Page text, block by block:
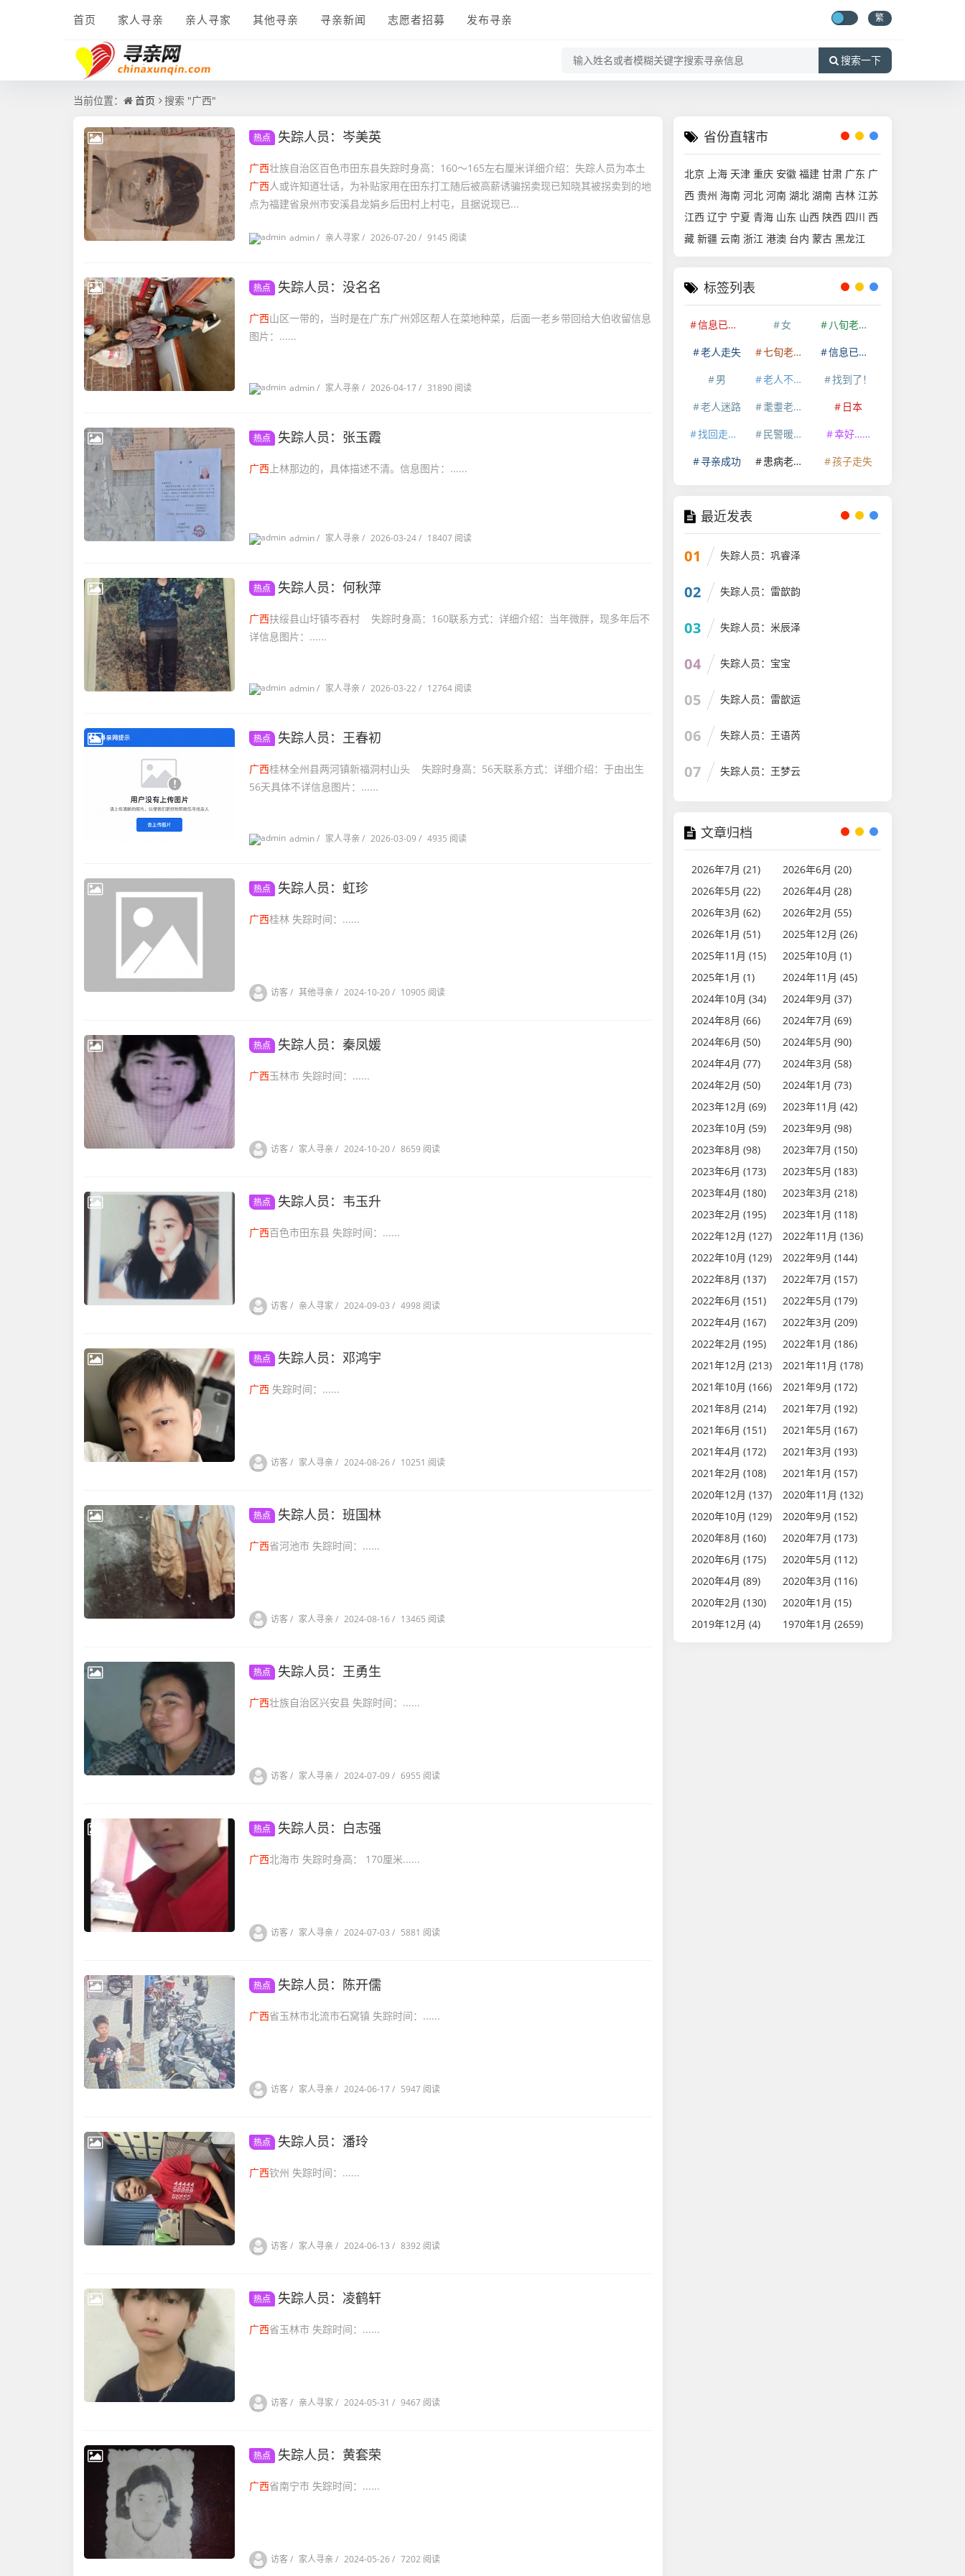
首页 家人寻亲 亲人寻家 其他寻亲 寻亲新闻 志愿者招募 发布寻亲 繁
搜索一下
当前位置： 首页 搜索 "广西"
热点 失踪人员：岑美英
广西壮族自治区百色市田东县失踪时身高：160～165左右厘米详细介绍：失踪人员为本土
广西人或许知道壮话，为补贴家用在田东打工随后被高薪诱骗拐卖现已知晓其被拐卖到的地
点为福建省泉州市安溪县龙娟乡后田村上村屯，且据说现已...
admin/ 亲人寻家/ 2026-07-20/ 9145 阅读
热点 失踪人员：没名名
广西山区一带的，当时是在广东广州郊区帮人在菜地种菜，后面一老乡带回给大伯收留信息
图片：......
admin/ 家人寻亲 / 2026-04-17/ 31890 阅读
热点 失踪人员：张玉霞
广西 上林那边的，具体描述不清。信息图片：......
admin/ 家人寻亲 / 2026-03-24/ 18407 阅读
热点 失踪人员：何秋萍
广西扶绥县山圩镇岑吞村 失踪时身高：160联系方式：详细介绍：当年微胖，现多年后不
详信息图片：......
admin/ 家人寻亲 / 2026-03-22 / 12764 阅读
热点 失踪人员：王春初
广西桂林全州县两河镇新福洞村山头 失踪时身高：56天联系方式：详细介绍：于由出生
56天具体不详信息图片：......
admin/ 家人寻亲 / 2026-03-09 / 4935 阅读
热点 失踪人员：虹珍
广西 桂林 失踪时间：......
访客/ 其他寻亲 / 2024-10-20/ 10905 阅读
热点 失踪人员：秦凤媛
广西 玉林市 失踪时间：......
访客/ 家人寻亲 / 2024-10-20/ 8659 阅读
热点 失踪人员：韦玉升
广西 百色市田东县 失踪时间：......
访客/ 亲人寻家/ 2024-09-03 / 4998 阅读
热点 失踪人员：邓鸿宇
广西 失踪时间：......
访客/ 家人寻亲 / 2024-08-26/ 10251 阅读
热点 失踪人员：班国林
广西 省河池市 失踪时间：......
访客/ 家人寻亲 / 2024-08-16/ 13465 阅读
热点 失踪人员：王勇生
广西 壮族自治区兴安县 失踪时间：......
访客/ 家人寻亲 / 2024-07-09 / 6955 阅读
热点 失踪人员：白志强
广西 北海市 失踪时身高： 170厘米......
访客/ 家人寻亲 / 2024-07-03 / 5881 阅读
热点 失踪人员：陈开儒
广西 省玉林市北流市石窝镇 失踪时间：......
访客/ 家人寻亲 / 2024-06-17/ 5947 阅读
热点 失踪人员：潘玲
广西 钦州 失踪时间：......
访客/ 家人寻亲 / 2024-06-13 / 8392 阅读
热点 失踪人员：凌鹤轩
广西 省玉林市 失踪时间：......
访客/ 亲人寻家/ 2024-05-31 / 9467 阅读
热点 失踪人员：黄套荣
广西 省南宁市 失踪时间：......
访客/ 家人寻亲 / 2024-05-26/ 7202 阅读
省份直辖市
北京 上海 天津 重庆 安徽 福建 甘肃 广东 广
西 贵州 海南 河北 河南 湖北 湖南 吉林 江苏
江西 辽宁 宁夏 青海 山东 山西 陕西 四川 西
藏 新疆 云南 浙江 港澳 台内 蒙古 黑龙江
标签列表
信息已经删除 女
八旬老人走失
老人走失
七旬老人走失
信息已删除
男
老人不慎走失
找到了！
老人迷路
耄耋老人走失
日本
找回走失老人
民警暖心救助
幸好……
寻亲成功
患病老人走失 孩子走失
最近发表
01 失踪人员：巩睿泽
02 失踪人员：雷歆韵
03 失踪人员：米辰泽
04 失踪人员：宝宝
05 失踪人员：雷歆运
06 失踪人员：王语芮
07 失踪人员：王梦云
文章归档
2026年7月 (21)
2026年6月 (20)
2026年5月 (22)
2026年4月 (28)
2026年3月 (62)
2026年2月 (55)
2026年1月 (51)
2025年12月 (26)
2025年11月 (15)
2025年10月 (1)
2025年1月 (1)
2024年11月 (45)
2024年10月 (34)
2024年9月 (37)
2024年8月 (66)
2024年7月 (69)
2024年6月 (50)
2024年5月 (90)
2024年4月 (77)
2024年3月 (58)
2024年2月 (50)
2024年1月 (73)
2023年12月 (69)
2023年11月 (42)
2023年10月 (59)
2023年9月 (98)
2023年8月 (98)
2023年7月 (150)
2023年6月 (173)
2023年5月 (183)
2023年4月 (180)
2023年3月 (218)
2023年2月 (195)
2023年1月 (118)
2022年12月 (127)
2022年11月 (136)
2022年10月 (129)
2022年9月 (144)
2022年8月 (137)
2022年7月 (157)
2022年6月 (151)
2022年5月 (179)
2022年4月 (167)
2022年3月 (209)
2022年2月 (195)
2022年1月 (186)
2021年12月 (213)
2021年11月 (178)
2021年10月 (166)
2021年9月 (172)
2021年8月 (214)
2021年7月 (192)
2021年6月 (151)
2021年5月 (167)
2021年4月 (172)
2021年3月 (193)
2021年2月 (108)
2021年1月 (157)
2020年12月 (137)
2020年11月 (132)
2020年10月 (129)
2020年9月 (152)
2020年8月 (160)
2020年7月 (173)
2020年6月 (175)
2020年5月 (112)
2020年4月 (89)
2020年3月 (116)
2020年2月 (130)
2020年1月 (15)
2019年12月 (4)
1970年1月 (2659)